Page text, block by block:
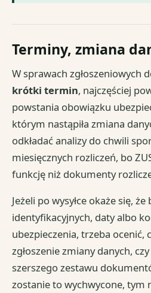
Terminy, zmiana
W sprawach zgłoszeniowych
krótki termin, najczęściej
powstania obowiązku
którym nastąpiła zmiana
odkładać analizy do chwili
miesięcznych rozliczeń, bo
funkcję niż dokumenty
Jeżeli po wysyłce okaże się,
identyfikacyjnych, daty albo
ubezpieczenia, trzeba ocenić,
zgłoszenie zmiany danych,
szerszego zestawu
zostanie to wychwycone, tym